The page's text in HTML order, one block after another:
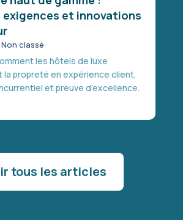
exigences et innovations
Non classé
les hôtels de luxe
propreté en expérience client,
et preuve d’excellence.
tous les articles